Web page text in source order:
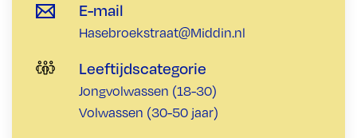
E-mail
Hasebroekstraat@Middin.nl
Leeftijdscategorie
Jongvolwassen (18-30)
Volwassen (30-50 jaar)